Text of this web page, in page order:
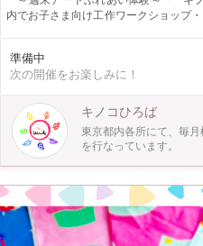
内でお子さま向け工作ワークショップ
さいね！ 『ダンボールで秘密基地を作ろう！』 今年もやります☆大人気企画
「ダンボール秘密基地」！ ダンボール
いかもね！？
準備中
次の開催をお楽しみに！
キノコひろば
東京都内各所にて、毎
を行なっています。